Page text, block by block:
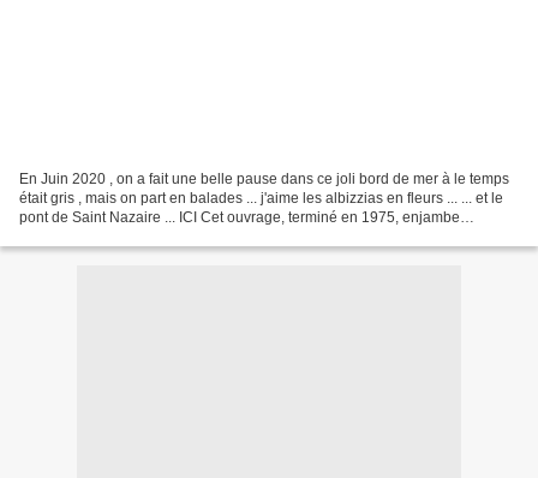
En Juin 2020 , on a fait une belle pause dans ce joli bord de mer à le temps
était gris , mais on part en balades ... j'aime les albizzias en fleurs ... ... et le
pont de Saint Nazaire ... ICI Cet ouvrage, terminé en 1975, enjambe